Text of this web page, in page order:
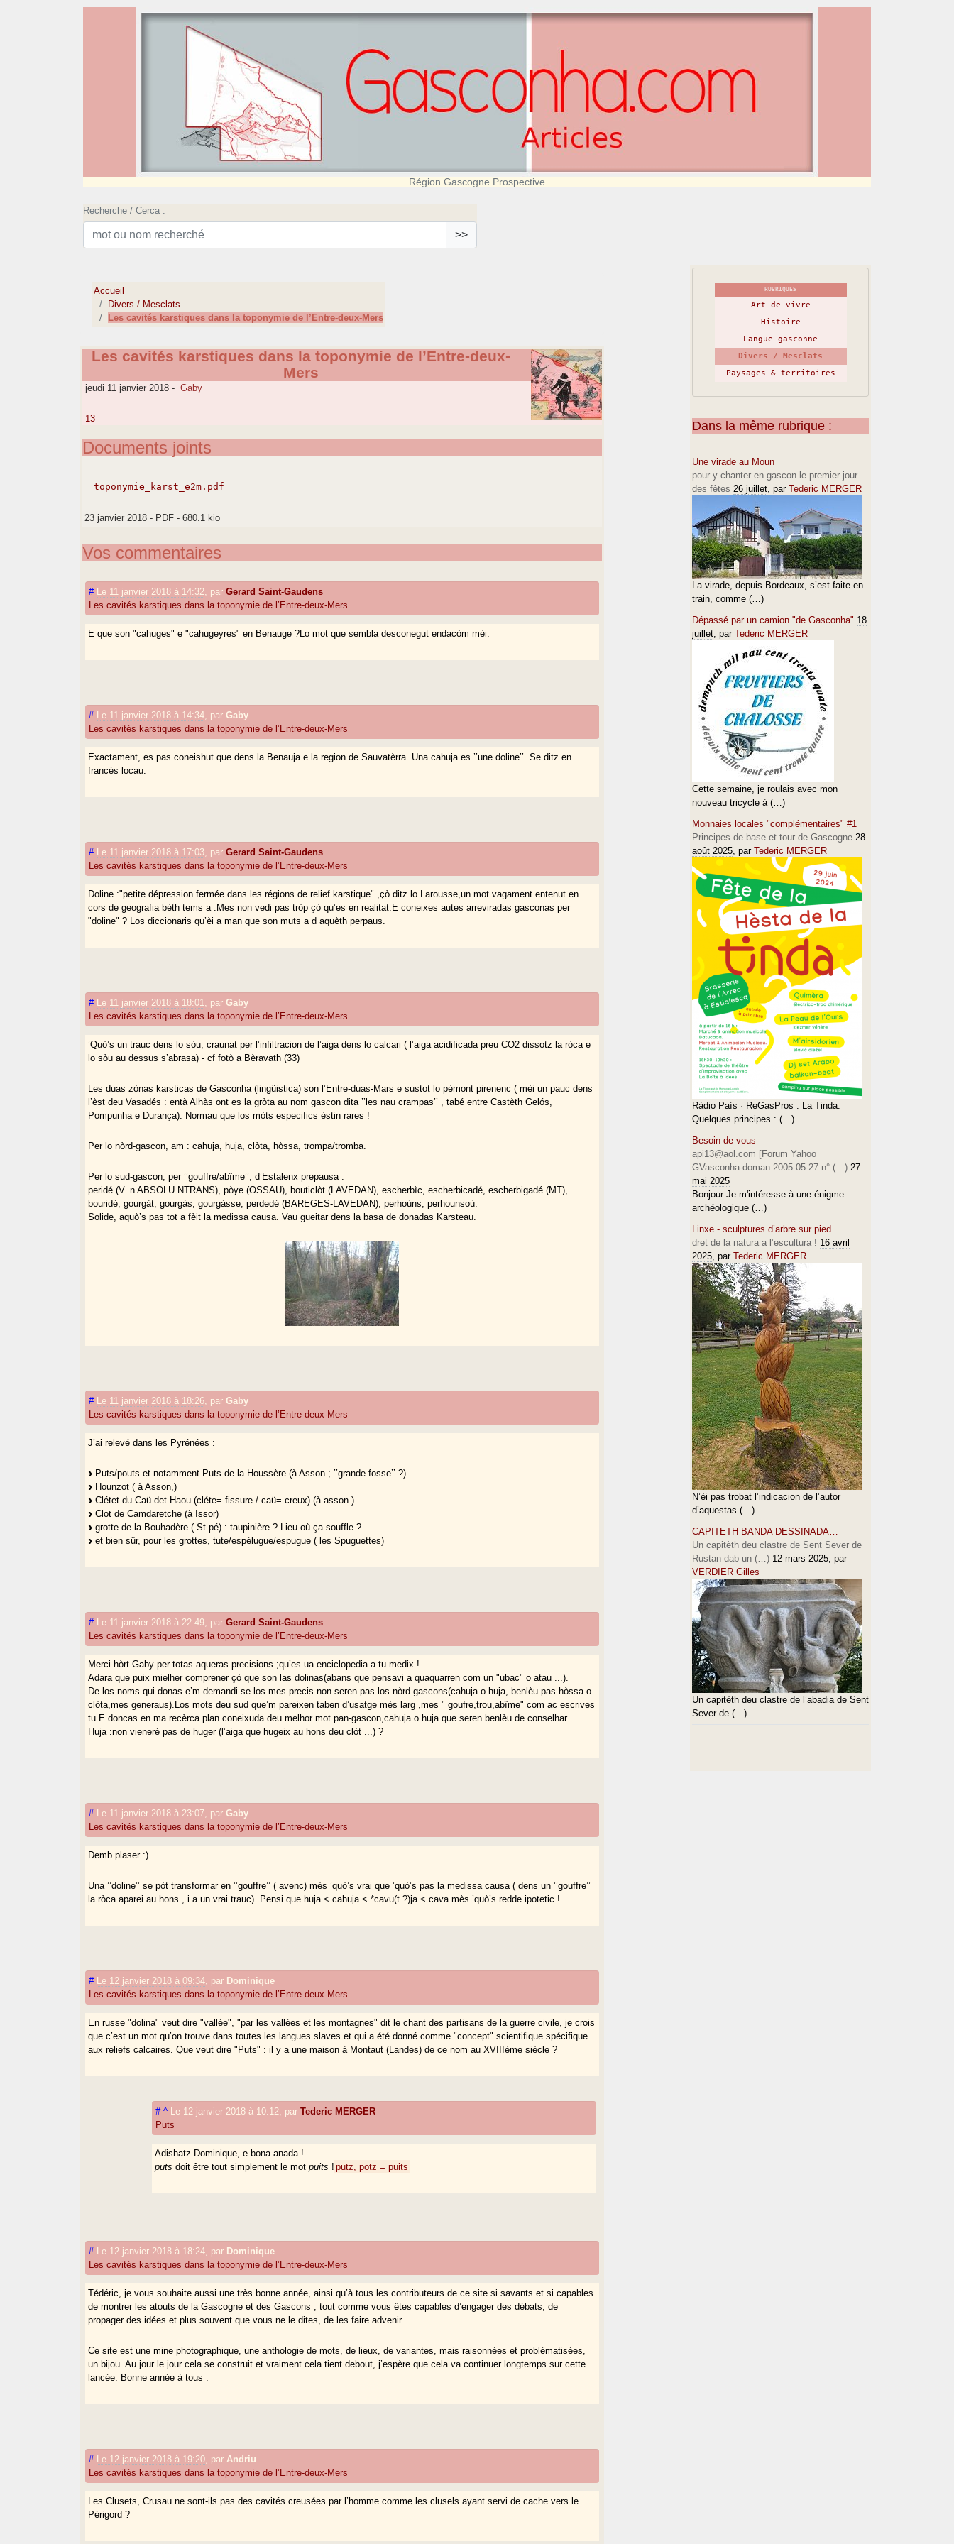
Région Gascogne Prospective
Recherche / Cerca :
>>
Accueil
Divers / Mesclats
Les cavités karstiques dans la toponymie de l’Entre-deux-Mers
Les cavités karstiques dans la toponymie de l’Entre-deux-
Mers
jeudi 11 janvier 2018 - Gaby
13
Documents joints
toponymie_karst_e2m.pdf
23 janvier 2018 - PDF -680.1 kio
Vos commentaires
# Le 11 janvier 2018 à 14:32, parGerard Saint-Gaudens
Les cavités karstiques dans la toponymie de l’Entre-deux-Mers
E que son "cahuges" e "cahugeyres" en Benauge ?Lo mot que sembla desconegut endacòm mèi.
# Le 11 janvier 2018 à 14:34, parGaby
Les cavités karstiques dans la toponymie de l’Entre-deux-Mers
Exactament, es pas coneishut que dens la Benauja e la region de Sauvatèrra. Una cahuja es ’’une doline’’. Se ditz en
francés locau.
# Le 11 janvier 2018 à 17:03, parGerard Saint-Gaudens
Les cavités karstiques dans la toponymie de l’Entre-deux-Mers
Doline :"petite dépression fermée dans les régions de relief karstique" ,çò ditz lo Larousse,un mot vagament entenut en
cors de geografia bèth tems a .Mes non vedi pas tròp çò qu’es en realitat.E coneixes autes arreviradas gasconas per
"doline" ? Los diccionaris qu’èi a man que son muts a d aquèth perpaus.
# Le 11 janvier 2018 à 18:01, parGaby
Les cavités karstiques dans la toponymie de l’Entre-deux-Mers
’Quò’s un trauc dens lo sòu, craunat per l’infiltracion de l’aiga dens lo calcari ( l’aiga acidificada preu CO2 dissotz la ròca e
lo sòu au dessus s’abrasa) - cf fotò a Bèravath (33)
Les duas zònas karsticas de Gasconha (lingüistica) son l’Entre-duas-Mars e sustot lo pèmont pirenenc ( mèi un pauc dens
l’èst deu Vasadés : entà Alhàs ont es la gròta au nom gascon dita ’’les nau crampas’’ , tabé entre Castèth Gelós,
Pompunha e Durança). Normau que los mòts especifics èstin rares !
Per lo nòrd-gascon, am : cahuja, huja, clòta, hòssa, trompa/tromba.
Per lo sud-gascon, per ’’gouffre/abîme’’, d’Estalenx prepausa :
peridé (V_n ABSOLU NTRANS), pòye (OSSAU), bouticlòt (LAVEDAN), escherbìc, escherbicadé, escherbigadé (MT),
bouridé, gourgàt, gourgàs, gourgàsse, perdedé (BAREGES-LAVEDAN), perhoùns, perhounsoù.
Solide, aquò’s pas tot a fèit la medissa causa. Vau gueitar dens la basa de donadas Karsteau.
# Le 11 janvier 2018 à 18:26, parGaby
Les cavités karstiques dans la toponymie de l’Entre-deux-Mers
J’ai relevé dans les Pyrénées :
Puts/pouts et notamment Puts de la Houssère (à Asson ; ’’grande fosse’’ ?)
Hounzot ( à Asson,)
Clétet du Caü det Haou (cléte= fissure / caü= creux) (à asson )
Clot de Camdaretche (à Issor)
grotte de la Bouhadère ( St pé) : taupinière ? Lieu où ça souffle ?
et bien sûr, pour les grottes, tute/espélugue/espugue ( les Spuguettes)
# Le 11 janvier 2018 à 22:49, parGerard Saint-Gaudens
Les cavités karstiques dans la toponymie de l’Entre-deux-Mers
Merci hòrt Gaby per totas aqueras precisions ;qu’es ua enciclopedia a tu medix !
Adara que puix mielher comprener çò que son las dolinas(abans que pensavi a quaquarren com un "ubac" o atau ...).
De los noms qui donas e’m demandi se los mes precis non seren pas los nòrd gascons(cahuja o huja, benlèu pas hòssa o
clòta,mes generaus).Los mots deu sud que’m pareixen taben d’usatge mès larg ,mes " goufre,trou,abîme" com ac escrives
tu.E doncas en ma recèrca plan coneixuda deu melhor mot pan-gascon,cahuja o huja que seren benlèu de conselhar...
Huja :non vieneré pas de huger (l’aiga que hugeix au hons deu clòt ...) ?
# Le 11 janvier 2018 à 23:07, parGaby
Les cavités karstiques dans la toponymie de l’Entre-deux-Mers
Demb plaser :)
Una ’’doline’’ se pòt transformar en ’’gouffre’’ ( avenc) mès ’quò’s vrai que ’quò’s pas la medissa causa ( dens un ’’gouffre’’
la ròca aparei au hons , i a un vrai trauc). Pensi que huja < cahuja < *cavu(t ?)ja < cava mès ’quò’s redde ipotetic !
# Le 12 janvier 2018 à 09:34, par Dominique
Les cavités karstiques dans la toponymie de l’Entre-deux-Mers
En russe "dolina" veut dire "vallée", "par les vallées et les montagnes" dit le chant des partisans de la guerre civile, je crois
que c’est un mot qu’on trouve dans toutes les langues slaves et qui a été donné comme "concept" scientifique spécifique
aux reliefs calcaires. Que veut dire "Puts" : il y a une maison à Montaut (Landes) de ce nom au XVIIIème siècle ?
# ^ Le 12 janvier 2018 à 10:12, parTederic MERGER
Puts
Adishatz Dominique, e bona anada !
puts doit être tout simplement le motpuits ! putz, potz = puits
# Le 12 janvier 2018 à 18:24, par Dominique
Les cavités karstiques dans la toponymie de l’Entre-deux-Mers
Tédéric, je vous souhaite aussi une très bonne année, ainsi qu’à tous les contributeurs de ce site si savants et si capables
de montrer les atouts de la Gascogne et des Gascons , tout comme vous êtes capables d’engager des débats, de
propager des idées et plus souvent que vous ne le dites, de les faire advenir.
Ce site est une mine photographique, une anthologie de mots, de lieux, de variantes, mais raisonnées et problématisées,
un bijou. Au jour le jour cela se construit et vraiment cela tient debout, j’espère que cela va continuer longtemps sur cette
lancée. Bonne année à tous .
# Le 12 janvier 2018 à 19:20, parAndriu
Les cavités karstiques dans la toponymie de l’Entre-deux-Mers
Les Clusets, Crusau ne sont-ils pas des cavités creusées par l’homme comme les clusels ayant servi de cache vers le
Périgord ?
RUBRIQUES
Art de vivre
Histoire
Langue gasconne
Divers / Mesclats
Paysages & territoires
Dans la même rubrique :
Une virade au Moun
pour y chanter en gascon le premier jour
des fêtes 26 juillet, par Tederic MERGER
La virade, depuis Bordeaux, s’est faite en
train, comme (…)
Dépassé par un camion "de Gasconha" 18
juillet, par Tederic MERGER
Cette semaine, je roulais avec mon
nouveau tricycle à (…)
Monnaies locales "complémentaires" #1
Principes de base et tour de Gascogne 28
août 2025, par Tederic MERGER
Ràdio País · ReGasPros : La Tinda.
Quelques principes : (…)
Besoin de vous
api13@aol.com [Forum Yahoo
GVasconha-doman 2005-05-27 n° (…) 27
mai 2025
Bonjour Je m'intéresse à une énigme
archéologique (…)
Linxe - sculptures d’arbre sur pied
dret de la natura a l’escultura ! 16 avril
2025, par Tederic MERGER
N’èi pas trobat l’indicacion de l’autor
d’aquestas (…)
CAPITETH BANDA DESSINADA…
Un capitèth deu clastre de Sent Sever de
Rustan dab un (…) 12 mars 2025, par
VERDIER Gilles
Un capitèth deu clastre de l’abadia de Sent
Sever de (…)